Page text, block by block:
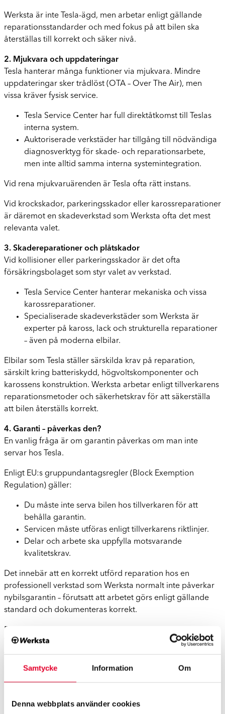
Samtycke Information Om
Denna webbplats använder cookies
Werksta är inte Tesla-ägd, men arbetar enligt gällande
reparationsstandarder och med fokus på att bilen ska
återställas till korrekt och säker nivå.
2. Mjukvara och uppdateringar
Tesla hanterar många funktioner via mjukvara. Mindre
uppdateringar sker trådlöst (OTA – Over The Air), men
vissa kräver fysisk service.
Tesla Service Center har full direktåtkomst till Teslas
interna system.
Auktoriserade verkstäder har tillgång till nödvändiga
diagnosverktyg för skade- och reparationsarbete,
men inte alltid samma interna systemintegration.
Vid rena mjukvaruärenden är Tesla ofta rätt instans.
Vid krockskador, parkeringsskador eller karossreparationer
är däremot en skadeverkstad som Werksta ofta det mest
relevanta valet.
3. Skadereparationer och plåtskador
Vid kollisioner eller parkeringsskador är det ofta
försäkringsbolaget som styr valet av verkstad.
Tesla Service Center hanterar mekaniska och vissa
karossreparationer.
Specialiserade skadeverkstäder som Werksta är
experter på kaross, lack och strukturella reparationer
– även på moderna elbilar.
Elbilar som Tesla ställer särskilda krav på reparation,
särskilt kring batteriskydd, högvoltskomponenter och
karossens konstruktion. Werksta arbetar enligt tillverkarens
reparationsmetoder och säkerhetskrav för att säkerställa
att bilen återställs korrekt.
4. Garanti – påverkas den?
En vanlig fråga är om garantin påverkas om man inte
servar hos Tesla.
Enligt EU:s gruppundantagsregler (Block Exemption
Regulation) gäller:
Du måste inte serva bilen hos tillverkaren för att
behålla garantin.
Servicen måste utföras enligt tillverkarens riktlinjer.
Delar och arbete ska uppfylla motsvarande
kvalitetskrav.
Det innebär att en korrekt utförd reparation hos en
professionell verkstad som Werksta normalt inte påverkar
nybilsgarantin – förutsatt att arbetet görs enligt gällande
standard och dokumenteras korrekt.
5. Tillgänglighet och väntetider
Tesla Service Center kan i vissa regioner ha begränsad
tillgänglighet.
En större verkstadskedja som Werksta kan ofta erbjuda:
Kortare väntetider